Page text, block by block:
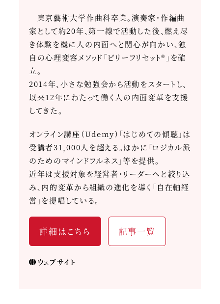
東京藝術大学作曲科卒業。演奏家・作編曲
家として約20年、第一線で活動した後、燃え尽
き体験を機に人の内面へと関心が向かい、独
自の心理変容メソッド「ビリーフリセット®」を確
立。
2014年、小さな勉強会から活動をスタートし、
以来12年にわたって働く人の内面変革を支援
してきた。
オンライン講座（Udemy）「はじめての傾聴」は
受講者31,000人を超える。ほかに「ロジカル派
のためのマインドフルネス」等を提供。
近年は支援対象を経営者・リーダーへと絞り込
み、内的変革から組織の進化を導く「自在軸経
営」を提唱している。
詳細はこちら 記事一覧
ウェブサイト